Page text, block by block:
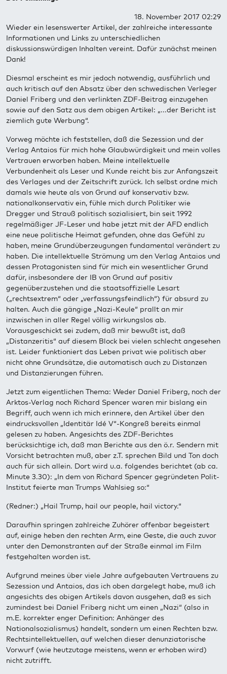
18. November 2017 02:29
Wieder ein lesenswerter Artikel, der zahlreiche interessante
Informationen und Links zu unterschiedlichen
diskussionswürdigen Inhalten vereint. Dafür zunächst meinen
Dank!
Diesmal erscheint es mir jedoch notwendig, ausführlich und
auch kritisch auf den Absatz über den schwedischen Verleger
Daniel Friberg und den verlinkten ZDF-Beitrag einzugehen
sowie auf den Satz aus dem obigen Artikel: „...der Bericht ist
ziemlich gute Werbung“.
Vorweg möchte ich feststellen, daß die Sezession und der
Verlag Antaios für mich hohe Glaubwürdigkeit und mein volles
Vertrauen erworben haben. Meine intellektuelle
Verbundenheit als Leser und Kunde reicht bis zur Anfangszeit
des Verlages und der Zeitschrift zurück. Ich selbst ordne mich
damals wie heute als von Grund auf konservativ bzw.
nationalkonservativ ein, fühle mich durch Politiker wie
Dregger und Strauß politisch sozialisiert, bin seit 1992
regelmäßiger JF-Leser und habe jetzt mit der AFD endlich
eine neue politische Heimat gefunden, ohne das Gefühl zu
haben, meine Grundüberzeugungen fundamental verändert zu
haben. Die intellektuelle Strömung um den Verlag Antaios und
dessen Protagonisten sind für mich ein wesentlicher Grund
dafür, insbesondere der IB von Grund auf positiv
gegenüberzustehen und die staatsoffizielle Lesart
(„rechtsextrem“ oder „verfassungsfeindlich“) für absurd zu
halten. Auch die gängige „Nazi-Keule“ prallt an mir
inzwischen in aller Regel völlig wirkungslos ab.
Vorausgeschickt sei zudem, daß mir bewußt ist, daß
„Distanzeritis“ auf diesem Block bei vielen schlecht angesehen
ist. Leider funktioniert das Leben privat wie politisch aber
nicht ohne Grundsätze, die automatisch auch zu Distanzen
und Distanzierungen führen.
Jetzt zum eigentlichen Thema: Weder Daniel Friberg, noch der
Arktos-Verlag noch Richard Spencer waren mir bislang ein
Begriff, auch wenn ich mich erinnere, den Artikel über den
eindrucksvollen „Identitär Idé V“-Kongreß bereits einmal
gelesen zu haben. Angesichts des ZDF-Berichtes
berücksichtige ich, daß man Berichte aus den ö.r. Sendern mit
Vorsicht betrachten muß, aber z.T. sprechen Bild und Ton doch
auch für sich allein. Dort wird u.a. folgendes berichtet (ab ca.
Minute 3.30): „In dem von Richard Spencer gegründeten Polit-
Institut feierte man Trumps Wahlsieg so:“
(Redner:) „Hail Trump, hail our people, hail victory.“
Daraufhin springen zahlreiche Zuhörer offenbar begeistert
auf, einige heben den rechten Arm, eine Geste, die auch zuvor
unter den Demonstranten auf der Straße einmal im Film
festgehalten worden ist.
Aufgrund meines über viele Jahre aufgebauten Vertrauens zu
Sezession und Antaios, das ich oben dargelegt habe, muß ich
angesichts des obigen Artikels davon ausgehen, daß es sich
zumindest bei Daniel Friberg nicht um einen „Nazi“ (also in
m.E. korrekter enger Definition: Anhänger des
Nationalsozialismus) handelt, sondern um einen Rechten bzw.
Rechtsintellektuellen, auf welchen dieser denunziatorische
Vorwurf (wie heutzutage meistens, wenn er erhoben wird)
nicht zutrifft.